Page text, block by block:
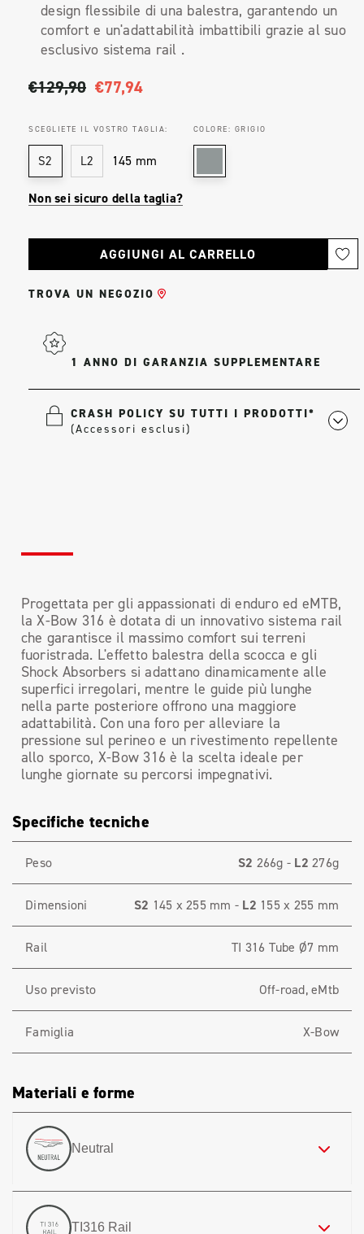
design flessibile di una balestra, garantendo un
comfort e un'adattabilità imbattibili grazie al suo
esclusivo sistema rail .
€129,90 €77,94
SCEGLIETE IL VOSTRO TAGLIA:
S2 L2 145 mm
COLORE: GRIGIO
Non sei sicuro della taglia?
attuale:
TROVA UN NEGOZIO
1 ANNO DI GARANZIA SUPPLEMENTARE
CRASH POLICY SU TUTTI I PRODOTTI*
(Accessori esclusi)
Progettata per gli appassionati di enduro ed eMTB,
la X-Bow 316 è dotata di un innovativo sistema rail
che garantisce il massimo comfort sui terreni
fuoristrada. L'effetto balestra della scocca e gli
Shock Absorbers si adattano dinamicamente alle
superfici irregolari, mentre le guide più lunghe
nella parte posteriore offrono una maggiore
adattabilità. Con una foro per alleviare la
pressione sul perineo e un rivestimento repellente
allo sporco, X-Bow 316 è la scelta ideale per
lunghe giornate su percorsi impegnativi.
Specifiche tecniche
Peso S2 266g - L2 276g
Dimensioni S2 145 x 255 mm - L2 155 x 255 mm
Rail TI 316 Tube Ø7 mm
Uso previsto Off-road, eMtb
Famiglia X-Bow
Materiali e forme
Neutral
TI316 Rail